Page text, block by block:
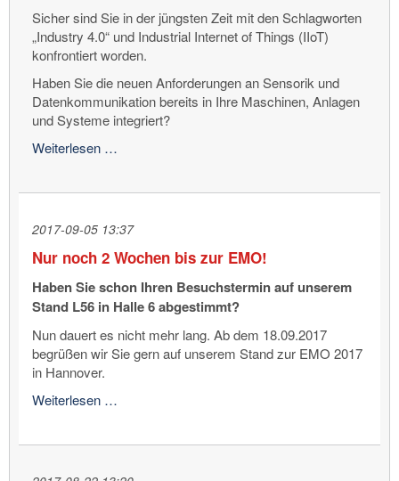
Sicher sind Sie in der jüngsten Zeit mit den Schlagworten
„Industry 4.0“ und Industrial Internet of Things (IIoT)
konfrontiert worden.
Haben Sie die neuen Anforderungen an Sensorik und
Datenkommunikation bereits in Ihre Maschinen, Anlagen
und Systeme integriert?
Weiterlesen …
DEUBLIN
2017-09-05 13:37
Nur noch 2 Wochen bis zur EMO!
Haben Sie schon Ihren Besuchstermin auf unserem
Stand L56 in Halle 6 abgestimmt?
Nun dauert es nicht mehr lang. Ab dem 18.09.2017
begrüßen wir Sie gern auf unserem Stand zur EMO 2017
in Hannover.
Weiterlesen …
bis